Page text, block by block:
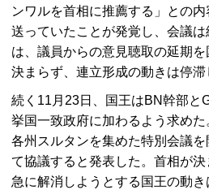
ンワルを首相に推薦する」との
送っていたことが発覚し、会議
は、議員からの意見聴取の延期
決まらず、連立形成の動きは停滞
続く11月23日、国王はBN幹部と
挙国一致政府に加わるよう求め
各州スルタンを集めた特別会議
て協議すると発表した。首相が
急に解消しようとする国王の動